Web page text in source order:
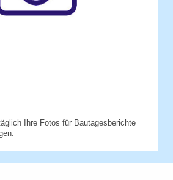
Ihre Fotos für Bautagesberichte